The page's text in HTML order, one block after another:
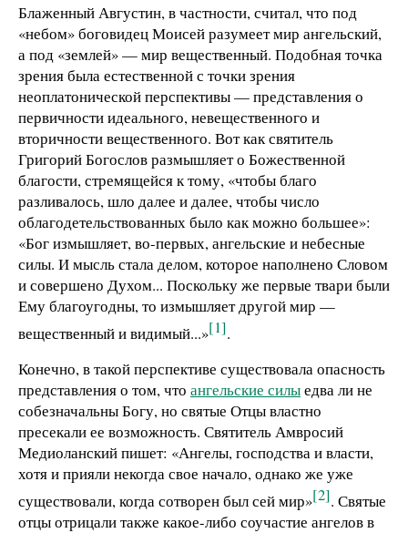
Блаженный Августин, в частности, считал, что под
«небом» боговидец Моисей разумеет мир ангельский,
а под «землей» — мир вещественный. Подобная точка
зрения была естественной с точки зрения
неоплатонической перспективы — представления о
первичности идеального, невещественного и
вторичности вещественного. Вот как святитель
Григорий Богослов размышляет о Божественной
благости, стремящейся к тому, «чтобы благо
разливалось, шло далее и далее, чтобы число
облагодетельствованных было как можно большее»:
«Бог измышляет, во-первых, ангельские и небесные
силы. И мысль стала делом, которое наполнено Словом
и совершено Духом... Поскольку же первые твари были
Ему благоугодны, то измышляет другой мир —
вещественный и видимый...»[1].
Конечно, в такой перспективе существовала опасность
представления о том, что ангельские силыедва ли не
собезначальны Богу, но святые Отцы властно
пресекали ее возможность. Святитель Амвросий
Медиоланский пишет: «Ангелы, господства и власти,
хотя и прияли некогда свое начало, однако же уже
существовали, когда сотворен был сей мир»[2]. Святые
отцы отрицали также какое-либо соучастие ангелов в